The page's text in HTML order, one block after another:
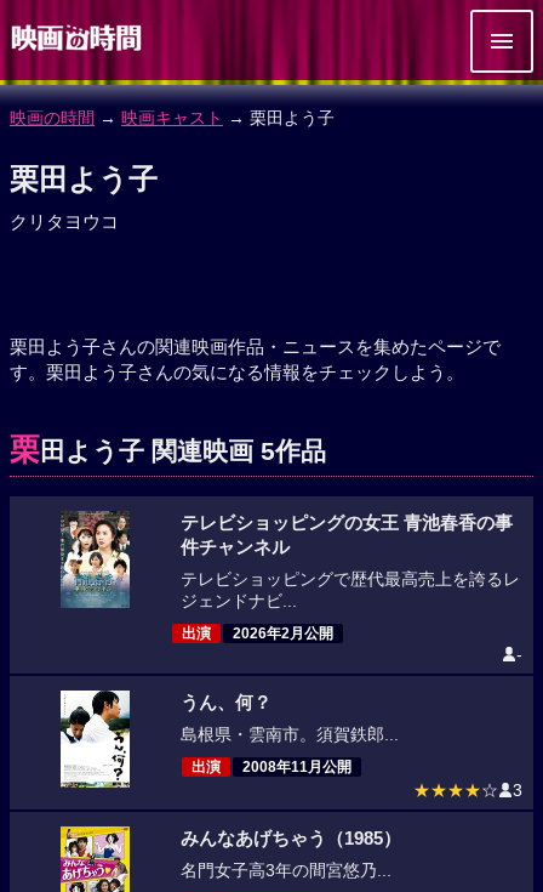
映画の時間 → 映画キャスト → 栗田よう子
栗田よう子
クリタヨウコ
栗田よう子さんの関連映画作品・ニュースを集めたページで
す。栗田よう子さんの気になる情報をチェックしよう。
栗田よう子 関連映画 5作品
テレビショッピングの女王 青池春香の事
件チャンネル
テレビショッピングで歴代最高売上を誇るレ
ジェンドナビ...
出演 2026年2月公開
-
うん、何？
島根県・雲南市。須賀鉄郎...
出演 2008年11月公開
★★★★☆ 3
みんなあげちゃう（1985）
名門女子高3年の間宮悠乃...